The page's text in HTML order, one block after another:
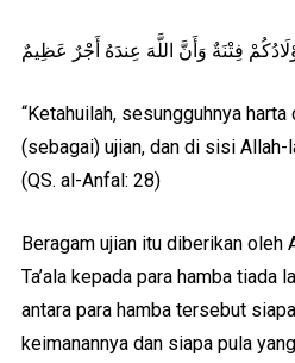
فِتْنَةٌ وَأَنَّ اللَّهَ عِندَهُ أَجْرٌ عَظِيمٌ
“Ketahuilah, sesungguhnya
(sebagai) ujian, dan di sisi Allah-
(QS. al-Anfal: 28)
Beragam ujian itu diberikan oleh
Ta’ala kepada para hamba tiada
antara para hamba tersebut
keimanannya dan siapa pula